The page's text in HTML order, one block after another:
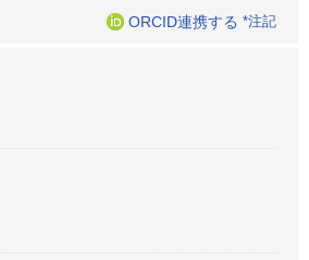
ORCID連携する *注記